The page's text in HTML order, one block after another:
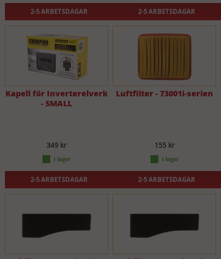
2-5 ARBETSDAGAR 2-5 ARBETSDAGAR
Kapell för Inverterelverk
- SMALL
349 kr
2-5 ARBETSDAGAR
Luftfilter - 73001i-serien
155 kr
2-5 ARBETSDAGAR